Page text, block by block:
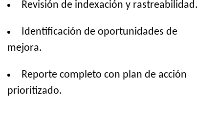
Revisión de indexación y rastreabilidad.
Identificación de oportunidades de
mejora.
Reporte completo con plan de acción
prioritizado.